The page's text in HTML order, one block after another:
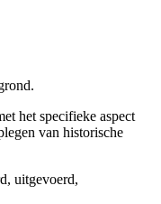
het specifieke aspect
van historische
uitgevoerd,